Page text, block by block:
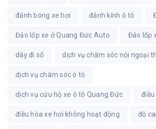
đánh bóng xe hơi đánh kính ô tô
Đảo lốp xe ở Quang Đức Auto Đảo lốp
dây đi số dịch vụ chăm sóc nội ngoại
dịch vụ chăm sóc ô tô
dịch vụ cứu hộ xe ô tô Quang Đức điều
điều hòa xe hơi không hoạt động độ